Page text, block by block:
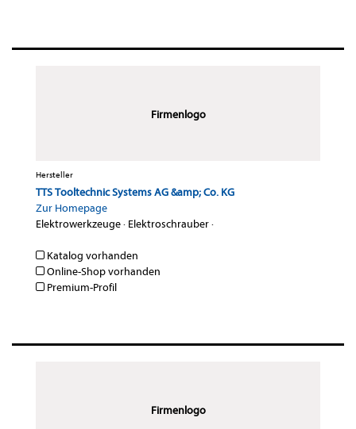
Firmenlogo
Hersteller
TTS Tooltechnic Systems AG &amp; Co. KG
Zur Homepage
Elektrowerkzeuge· Elektroschrauber·
Katalog vorhanden
Online-Shop vorhanden
Premium-Profil
Firmenlogo